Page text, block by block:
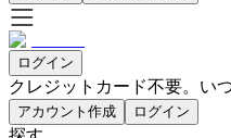
ログイン
クレジットカード不要。い
アカウント作成 ログイン